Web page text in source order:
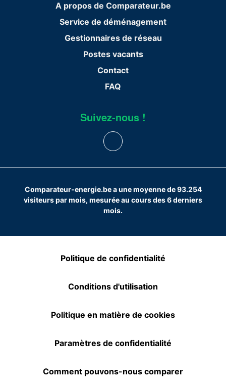
A propos de Comparateur.be
Service de déménagement
Gestionnaires de réseau
Postes vacants
Contact
FAQ
Suivez-nous !
Comparateur-energie.be a une moyenne de 93.254
visiteurs par mois, mesurée au cours des 6 derniers
mois.
Politique de confidentialité
Conditions d'utilisation
Politique en matière de cookies
Paramètres de confidentialité
Comment pouvons-nous comparer